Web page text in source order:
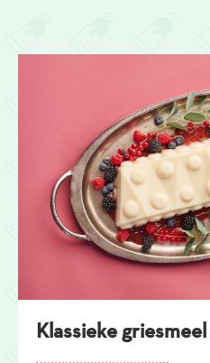
naar
Klassieke